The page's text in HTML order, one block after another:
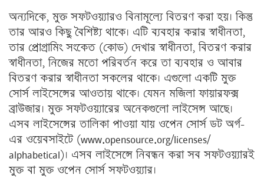
অন্যদিকে, মুক্ত সফটওয়্যারও বিনামূল্যে বিতরণ করা হয়। কিন্তু
তার আরও কিছু বৈশিষ্ট্য থাকে। এটি ব্যবহার করার স্বাধীনতা,
তার প্রোগ্রামিং সংকেত (কোড) দেখার স্বাধীনতা, বিতরণ করার
স্বাধীনতা, নিজের মতো পরিবর্তন করে তা ব্যবহার ও আবার
বিতরণ করার স্বাধীনতা সকলের থাকে। এগুলো একটি মুক্ত
সোর্স লাইসেন্সের আওতায় থাকে। যেমন মজিলা ফায়ারফক্স
ব্রাউজার। মুক্ত সফটওয়্যারের অনেকগুলো লাইসেন্স আছে।
এসব লাইসেন্সের তালিকা পাওয়া যায় ওপেন সোর্স ডট অর্গ-
এর ওয়েবসাইটে (www.opensource.org/licenses/
alphabetical)। এসব লাইসেন্সে নিবন্ধন করা সব সফটওয়্যারই
মুক্ত বা মুক্ত ওপেন সোর্স সফটওয়্যার।